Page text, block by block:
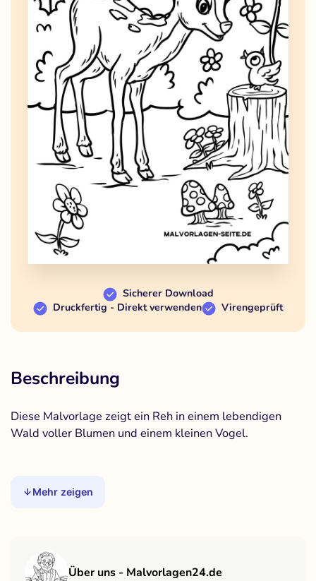
Sicherer Download
Druckfertig - Direkt verwenden
Virengeprüft
Beschreibung
Diese Malvorlage zeigt ein Reh in einem lebendigen
Wald voller Blumen und einem kleinen Vogel.
Mehr zeigen
Über uns - Malvorlagen24.de